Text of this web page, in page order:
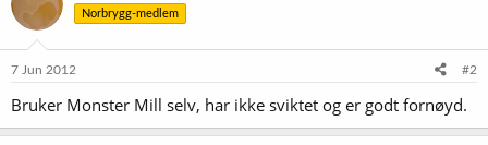
Norbrygg-medlem
7 Jun 2012 #2
Bruker Monster Mill selv, har ikke sviktet og er godt fornøyd.